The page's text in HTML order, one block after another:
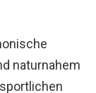
naturnahem